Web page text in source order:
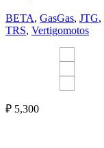
BETA, GasGas, JTG,
TRS, Vertigomotos
₽ 5,300